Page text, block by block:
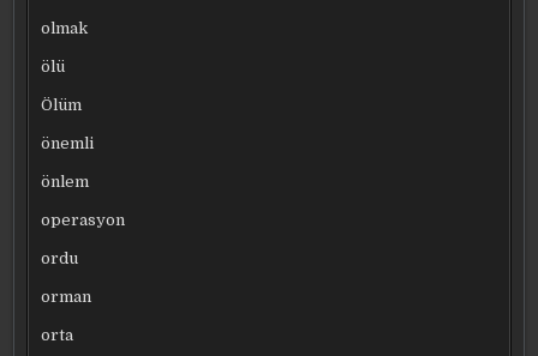
olmak
ölü
Ölüm
önemli
önlem
operasyon
ordu
orman
orta